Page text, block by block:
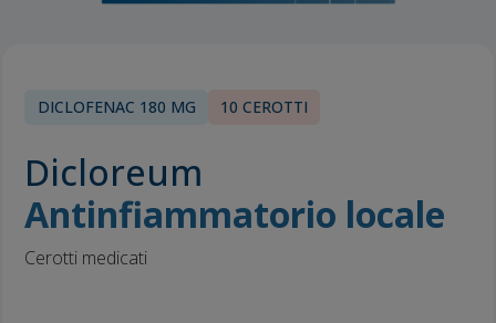
DICLOFENAC 180 MG 10 CEROTTI
Dicloreum
Antinfiammatorio locale
Cerotti medicati